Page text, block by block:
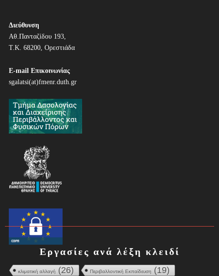
Διεύθυνση
Αθ.Πανταζίδου 193,
Τ.Κ. 68200, Ορεστιάδα
E-mail Επικοινωνίας
sgalatsi(at)fmenr.duth.gr
Εργασίες ανά λέξη κλειδί
κλιματική αλλαγή (26) Περιβαλλοντική Εκπαίδευση (19)